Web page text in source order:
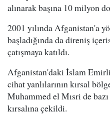
alınarak başına 10 milyon
2001 yılında Afganistan'a
başladığında da direniş
çatışmaya katıldı.
Afganistan'daki İslam
cihat yanlılarının kırsal
Muhammed el Mısri de
kırsalına çekildi.